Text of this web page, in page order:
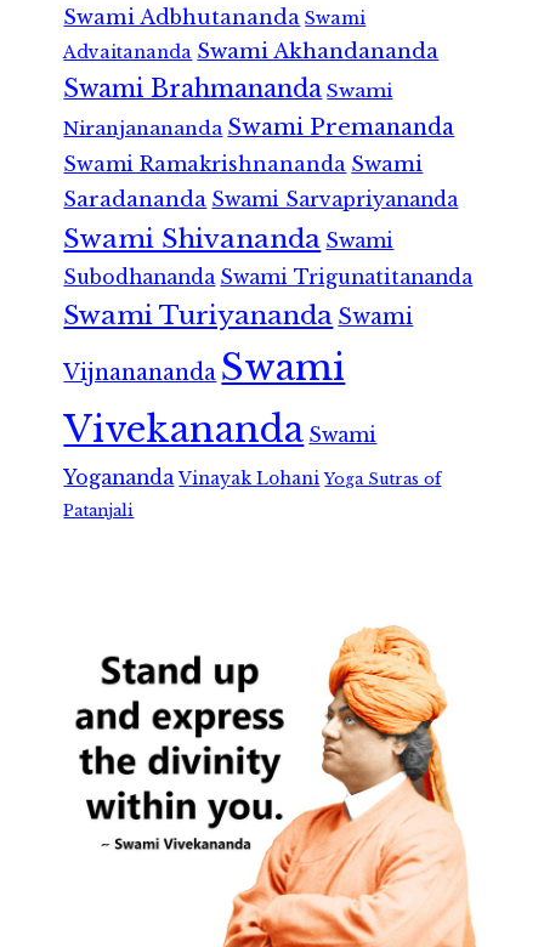
Swami Adbhutananda Swami
Advaitananda Swami Akhandananda
Swami Brahmananda Swami
Niranjanananda Swami Premananda
Swami Ramakrishnananda Swami
Saradananda Swami Sarvapriyananda
Swami Shivananda Swami
Subodhananda Swami Trigunatitananda
Swami Turiyananda Swami
Vijnanananda Swami
Vivekananda Swami
Yogananda Vinayak Lohani Yoga Sutras of
Patanjali